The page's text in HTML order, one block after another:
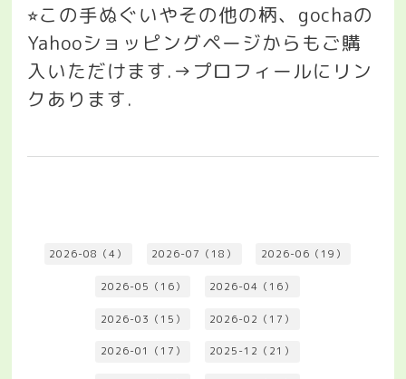
⭐︎この手ぬぐいやその他の柄、 gochaの
Yahooショッピングページからもご購
入いただけます.→ プロフィールにリン
クあります.
2026-08（4） 2026-07（18） 2026-06（19）
2026-05（16） 2026-04（16）
2026-03（15） 2026-02（17）
2026-01（17） 2025-12（21）